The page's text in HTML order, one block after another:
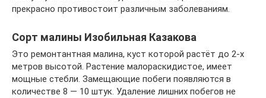
прекрасно противостоит различным заболеваниям.
Сорт малины Изобильная Казакова
Это ремонтантная малина, куст которой растёт до 2-х
метров высотой. Растение малораскидистое, имеет
мощные стебли. Замещающие побеги появляются в
количестве 8 — 10 штук. Удаление лишних побегов не